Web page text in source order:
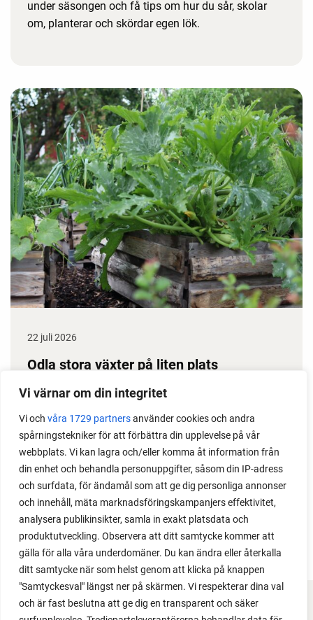
Vi värnar om din integritet
Vi och våra 1729 partnersanvänder cookies och andra
spårningstekniker för att förbättra din upplevelse på vår
webbplats. Vi kan lagra och/eller komma åt information från
din enhet och behandla personuppgifter, såsom din IP-adress
och surfdata, för ändamål som att ge dig personliga annonser
och innehåll, mäta marknadsföringskampanjers effektivitet,
analysera publikinsikter, samla in exakt platsdata och
produktutveckling. Observera att ditt samtycke kommer att
gälla för alla våra underdomäner. Du kan ändra eller återkalla
ditt samtycke när som helst genom att klicka på knappen
"Samtyckesval" längst ner på skärmen. Vi respekterar dina val
och är fast beslutna att ge dig en transparent och säker
under säsongen och få tips om hur du sår, skolar
om, planterar och skördar egen lök.
22 juli 2026
Odla stora växter på liten plats
Med det här smarta knepet kan du odla också stora
Perfekt om du vill odla mycket i på liten yta.